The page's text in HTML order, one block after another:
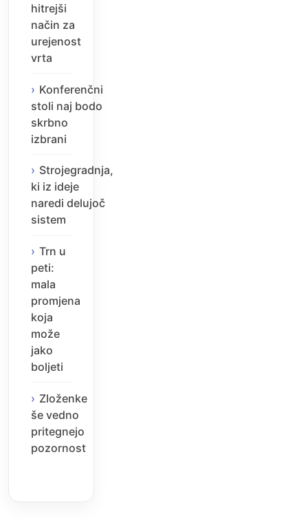
hitrejši
način za
urejenost
vrta
Konferenčni
stoli naj bodo
skrbno
izbrani
Strojegradnja,
ki iz ideje
naredi delujoč
sistem
Trn u
peti:
mala
promjena
koja
može
jako
boljeti
Zloženke
še vedno
pritegnejo
pozornost